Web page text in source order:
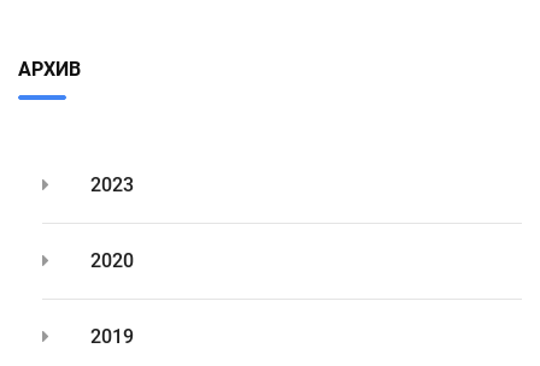
АРХИВ
2023
2020
2019